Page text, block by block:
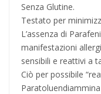
Senza Glutine.
Testato per
L’assenza di
manifestazioni
sensibili e reattivi a
Ciò per possibile